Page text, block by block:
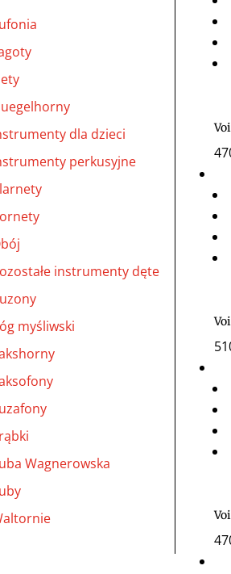
dla dzieci
perkusyjne
instrumenty dęte
myśliwski
Wagnerowska